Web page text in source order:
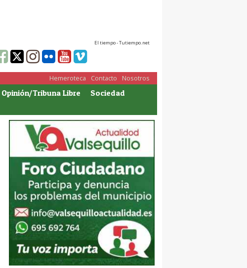
El tiempo - Tutiempo.net
Nosotros
Contacto
Hemeroteca
Opinión/Tribuna Libre
Sociedad